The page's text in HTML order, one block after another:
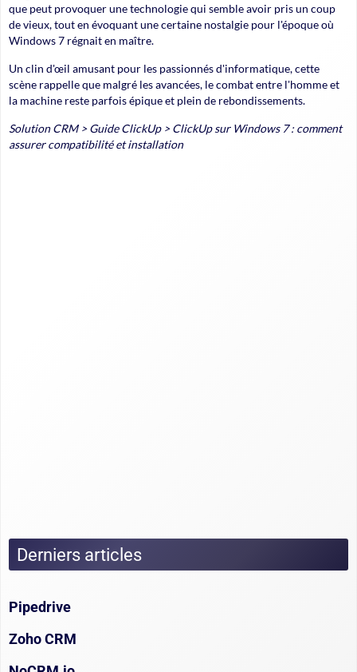
que peut provoquer une technologie qui semble avoir pris un coup
de vieux, tout en évoquant une certaine nostalgie pour l'époque où
Windows 7 régnait en maître.
Un clin d'œil amusant pour les passionnés d'informatique, cette
scène rappelle que malgré les avancées, le combat entre l'homme et
la machine reste parfois épique et plein de rebondissements.
Solution CRM >Guide ClickUp >ClickUp sur Windows 7 : comment
assurer compatibilité et installation
Derniers articles
Pipedrive
Zoho CRM